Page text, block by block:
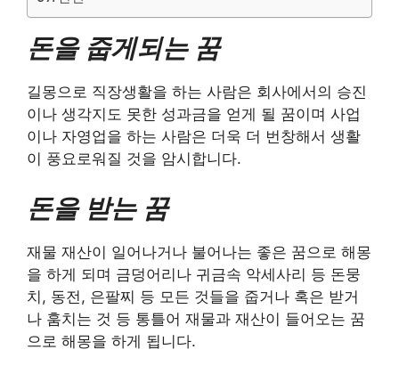
돈을 줍게되는 꿈
길몽으로 직장생활을 하는 사람은 회사에서의 승진
이나 생각지도 못한 성과금을 얻게 될 꿈이며 사업
이나 자영업을 하는 사람은 더욱 더 번창해서 생활
이 풍요로워질 것을 암시합니다.
돈을 받는 꿈
재물 재산이 일어나거나 불어나는 좋은 꿈으로 해몽
을 하게 되며 금덩어리나 귀금속 악세사리 등 돈뭉
치, 동전, 은팔찌 등 모든 것들을 줍거나 혹은 받거
나 훔치는 것 등 통틀어 재물과 재산이 들어오는 꿈
으로 해몽을 하게 됩니다.